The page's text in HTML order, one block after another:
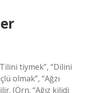
tiymek”, “Dilini
olmak”, “Ağzı
(Örn. “Ağız kilidi